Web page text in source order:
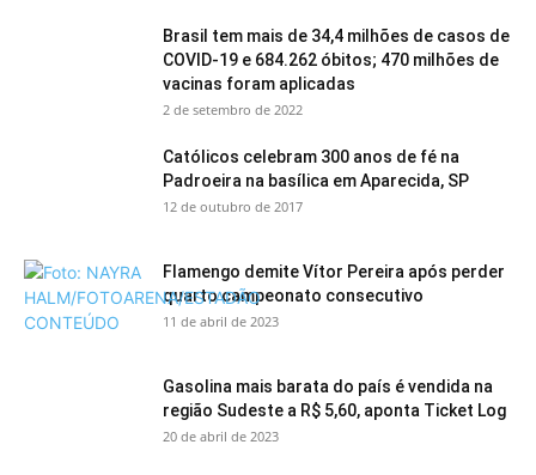
Brasil tem mais de 34,4 milhões de casos de
COVID-19 e 684.262 óbitos; 470 milhões de
vacinas foram aplicadas
2 de setembro de 2022
Católicos celebram 300 anos de fé na
Padroeira na basílica em Aparecida, SP
12 de outubro de 2017
Flamengo demite Vítor Pereira após perder
quarto campeonato consecutivo
11 de abril de 2023
Gasolina mais barata do país é vendida na
região Sudeste a R$ 5,60, aponta Ticket Log
20 de abril de 2023